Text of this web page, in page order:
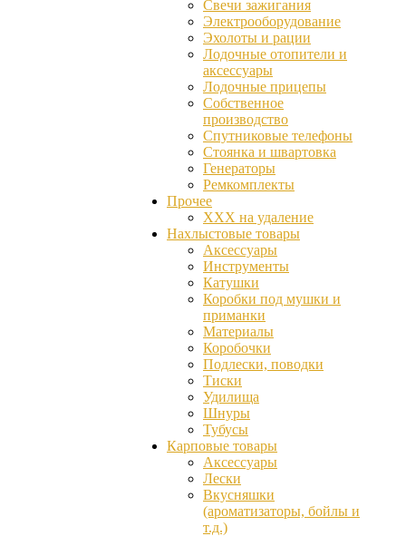
Свечи зажигания
Электрооборудование
Эхолоты и рации
Лодочные отопители и
аксессуары
Лодочные прицепы
Собственное
производство
Спутниковые телефоны
Стоянка и швартовка
Генераторы
Ремкомплекты
Прочее
ХХХ на удаление
Нахлыстовые товары
Аксессуары
Инструменты
Катушки
Коробки под мушки и
приманки
Материалы
Коробочки
Подлески, поводки
Тиски
Удилища
Шнуры
Тубусы
Карповые товары
Аксессуары
Лески
Вкусняшки
(ароматизаторы, бойлы и
т.д.)